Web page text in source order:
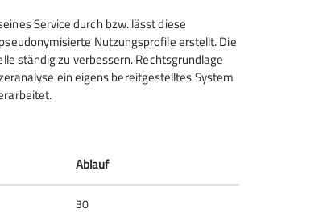
Service durch bzw. lässt diese
Nutzungsprofile erstellt. Die
ständig zu verbessern. Rechtsgrundlage
ein eigens bereitgestelltes System
Ablauf
30